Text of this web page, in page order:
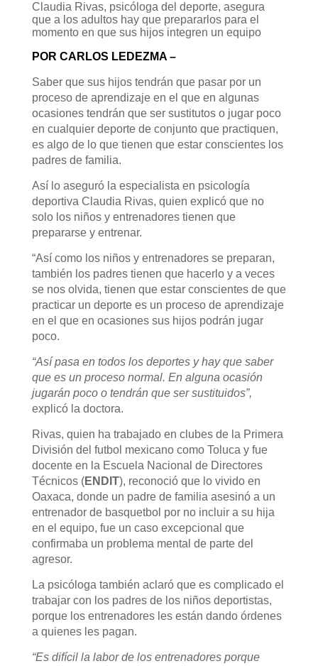
Claudia Rivas, psicóloga del deporte, asegura
que a los adultos hay que prepararlos para el
momento en que sus hijos integren un equipo
POR CARLOS LEDEZMA –
Saber que sus hijos tendrán que pasar por un
proceso de aprendizaje en el que en algunas
ocasiones tendrán que ser sustitutos o jugar poco
en cualquier deporte de conjunto que practiquen,
es algo de lo que tienen que estar conscientes los
padres de familia.
Así lo aseguró la especialista en psicología
deportiva Claudia Rivas, quien explicó que no
solo los niños y entrenadores tienen que
prepararse y entrenar.
“Así como los niños y entrenadores se preparan,
también los padres tienen que hacerlo y a veces
se nos olvida, tienen que estar conscientes de que
practicar un deporte es un proceso de aprendizaje
en el que en ocasiones sus hijos podrán jugar
poco.
“Así pasa en todos los deportes y hay que saber
que es un proceso normal. En alguna ocasión
jugarán poco o tendrán que ser sustituidos”,
explicó la doctora.
Rivas, quien ha trabajado en clubes de la Primera
División del futbol mexicano como Toluca y fue
docente en la Escuela Nacional de Directores
Técnicos (ENDIT), reconoció que lo vivido en
Oaxaca, donde un padre de familia asesinó a un
entrenador de basquetbol por no incluir a su hija
en el equipo, fue un caso excepcional que
confirmaba un problema mental de parte del
agresor.
La psicóloga también aclaró que es complicado el
trabajar con los padres de los niños deportistas,
porque los entrenadores les están dando órdenes
a quienes les pagan.
“Es difícil la labor de los entrenadores porque